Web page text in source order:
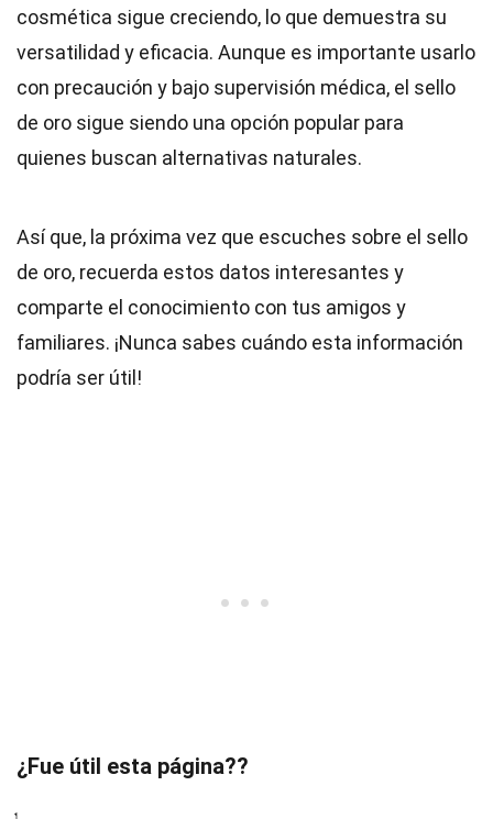
cosmética sigue creciendo, lo que demuestra su
versatilidad y eficacia. Aunque es importante usarlo
con precaución y bajo supervisión médica, el sello
de oro sigue siendo una opción popular para
quienes buscan alternativas naturales.
Así que, la próxima vez que escuches sobre el sello
de oro, recuerda estos datos interesantes y
comparte el conocimiento con tus amigos y
familiares. ¡Nunca sabes cuándo esta información
podría ser útil!
¿Fue útil esta página??